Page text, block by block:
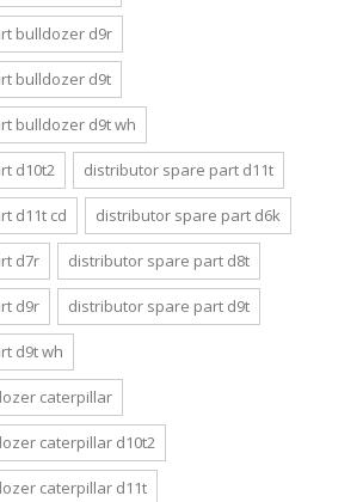
bulldozer d9r
bulldozer d9t
bulldozer d9t wh
d10t2 distributor spare part d11t
d11t cd distributor spare part d6k
d7r distributor spare part d8t
d9r distributor spare part d9t
d9t wh
caterpillar
caterpillar d10t2
caterpillar d11t